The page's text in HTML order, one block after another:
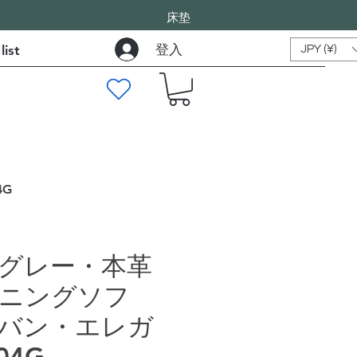
床垫
list 登入 JPY (¥)
レー・本革
ングソフ
ン・エレガ